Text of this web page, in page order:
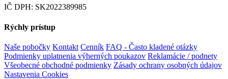
IČ DPH: SK2022389985
Rýchly prístup
Naše pobočky Kontakt Cenník FAQ - Často kladené otázky
Podmienky uplatnenia výherných poukazov Reklamácie / podnety
Všeobecné obchodné podmienky Zásady ochrany osobných údajov
Nastavenia Cookies